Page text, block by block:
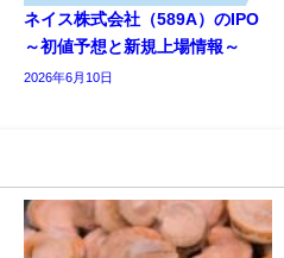
ネイス株式会社（589A）のIPO
～初値予想と新規上場情報～
2026年6月10日